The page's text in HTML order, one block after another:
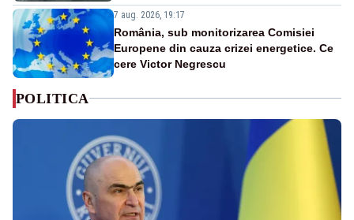
7 aug. 2026, 19:17
România, sub monitorizarea Comisiei
Europene din cauza crizei energetice. Ce
cere Victor Negrescu
POLITICA